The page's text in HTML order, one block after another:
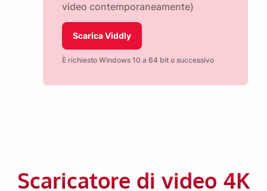
video contemporaneamente)
Scarica Viddly
È richiesto Windows 10 a 64 bit o successivo
Scaricatore di video 4K